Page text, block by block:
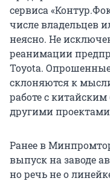
сервиса
числе владельцев
неясно. Не
реанимации
Toyota.
склоняются к
работе с
другими
Ранее в
выпуск на заводе
но речь не о